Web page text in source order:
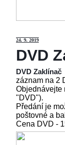
24. 9. 2019
DVD
DVD
záznam na 2
Objednávejte
"DVD").
Předání je
poštovné a
Cena DVD -